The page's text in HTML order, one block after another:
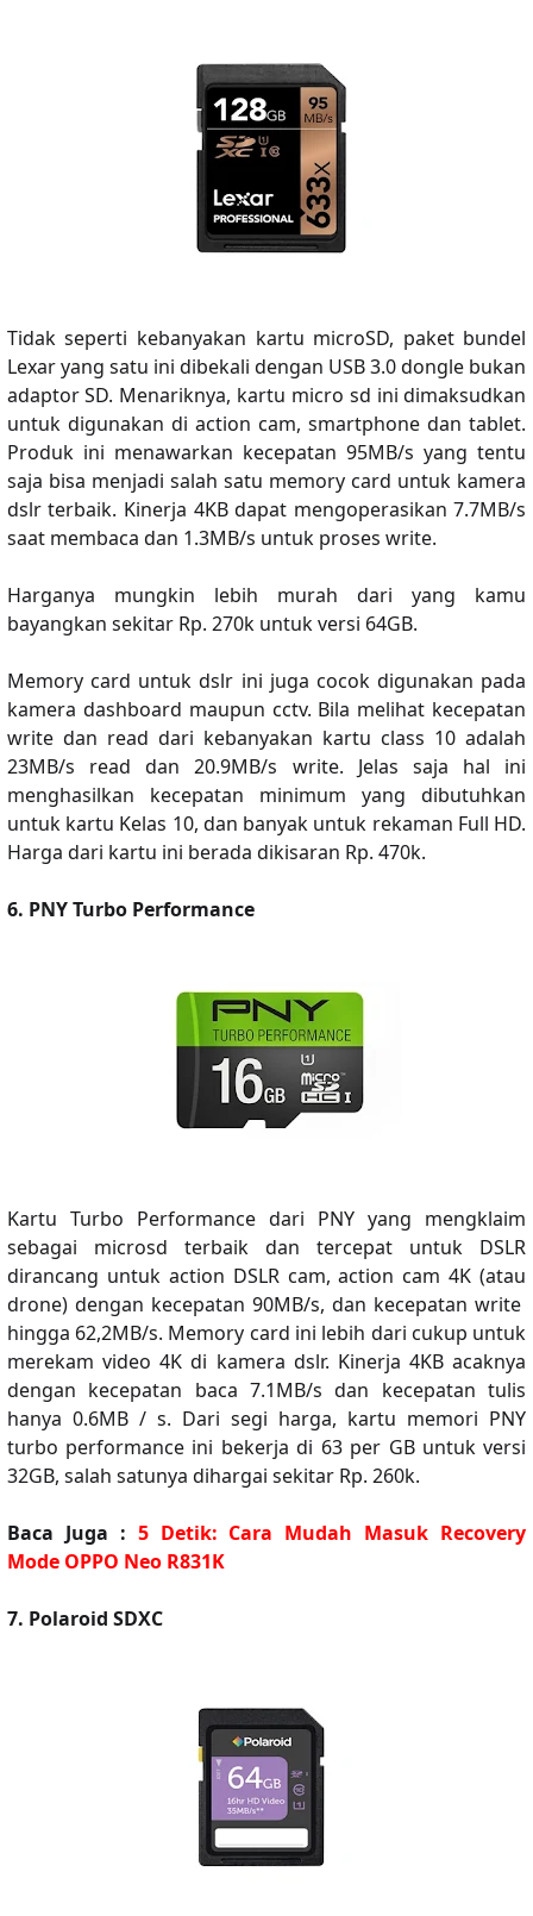
Tidak seperti kebanyakan kartu microSD, paket bundel
Lexar yang satu ini dibekali dengan USB 3.0 dongle bukan
adaptor SD. Menariknya, kartu micro sd ini dimaksudkan
untuk digunakan di action cam, smartphone dan tablet.
Produk ini menawarkan kecepatan 95MB/s yang tentu
saja bisa menjadi salah satu memory card untuk kamera
dslr terbaik. Kinerja 4KB dapat mengoperasikan 7.7MB/s
saat membaca dan 1.3MB/s untuk proses write.
Harganya mungkin lebih murah dari yang kamu
bayangkan sekitar Rp. 270k untuk versi 64GB.
Memory card untuk dslr ini juga cocok digunakan pada
kamera dashboard maupun cctv. Bila melihat kecepatan
write dan read dari kebanyakan kartu class 10 adalah
23MB/s read dan 20.9MB/s write. Jelas saja hal ini
menghasilkan kecepatan minimum yang dibutuhkan
untuk kartu Kelas 10, dan banyak untuk rekaman Full HD.
Harga dari kartu ini berada dikisaran Rp. 470k.
6. PNY Turbo Performance
Kartu Turbo Performance dari PNY yang mengklaim
sebagai microsd terbaik dan tercepat untuk DSLR
dirancang untuk action DSLR cam, action cam 4K (atau
drone) dengan kecepatan 90MB/s, dan kecepatan write
hingga 62,2MB/s. Memory card ini lebih dari cukup untuk
merekam video 4K di kamera dslr. Kinerja 4KB acaknya
dengan kecepatan baca 7.1MB/s dan kecepatan tulis
hanya 0.6MB / s. Dari segi harga, kartu memori PNY
turbo performance ini bekerja di 63 per GB untuk versi
32GB, salah satunya dihargai sekitar Rp. 260k.
Baca Juga : 5 Detik: Cara Mudah Masuk Recovery
Mode OPPO Neo R831K
7. Polaroid SDXC